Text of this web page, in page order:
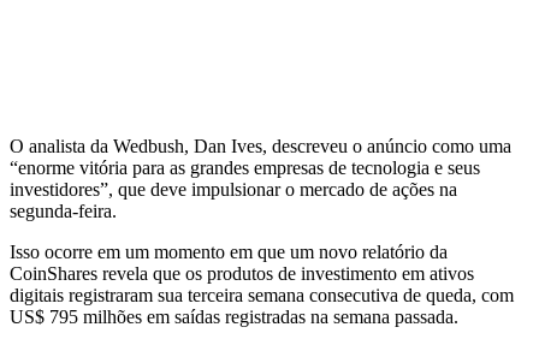
O analista da Wedbush, Dan Ives, descreveu o anúncio como uma
“enorme vitória para as grandes empresas de tecnologia e seus
investidores”, que deve impulsionar o mercado de ações na
segunda-feira.
Isso ocorre em um momento em que um novo relatório da
CoinShares revela que os produtos de investimento em ativos
digitais registraram sua terceira semana consecutiva de queda, com
US$ 795 milhões em saídas registradas na semana passada.